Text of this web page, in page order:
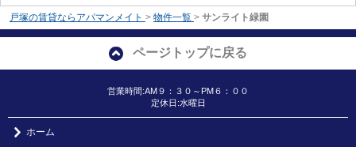
戸塚の賃貸ならアパマンメイト > 物件一覧 > サンライト緑園
ページトップに戻る
営業時間:AM９：３０～PM６：００
定休日:水曜日
ホーム